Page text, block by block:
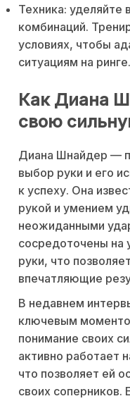
Техника: уделяйте
комбинаций.
условиях, чтобы
ситуациям на ринге.
Как Диана
свою
Диана Шнайдер —
выбор руки и его
к успеху. Она
рукой и умением
неожиданными
сосредоточены на
руки, что
впечатляющие
В недавнем
ключевым
понимание своих
активно работает
что позволяет ей
своих соперников.